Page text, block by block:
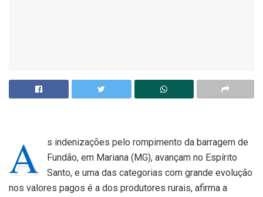
A
s indenizações pelo rompimento da barragem de
Fundão, em Mariana (MG), avançam no Espírito
Santo, e uma das categorias com grande evolução
nos valores pagos é a dos produtores rurais, afirma a